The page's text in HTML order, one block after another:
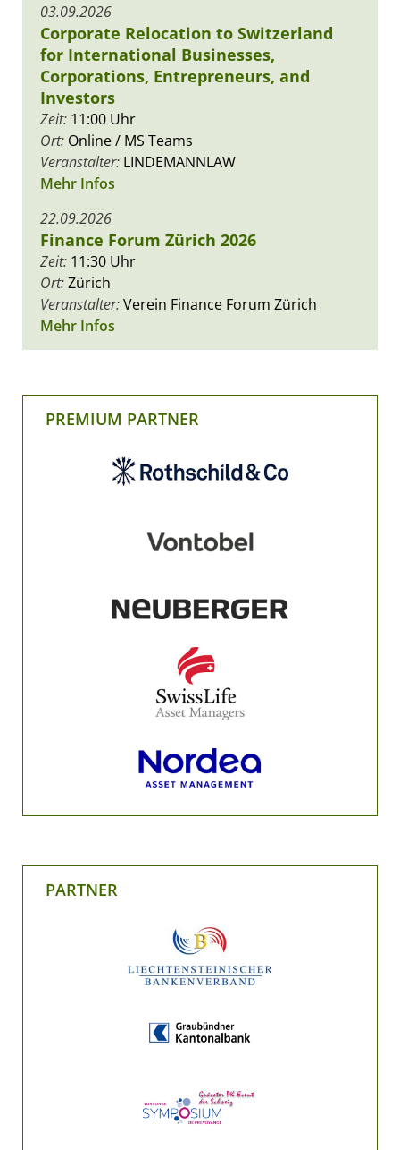
03.09.2026
Corporate Relocation to Switzerland
for International Businesses,
Corporations, Entrepreneurs, and
Investors
Zeit: 11:00 Uhr
Ort: Online / MS Teams
Veranstalter: LINDEMANNLAW
Mehr Infos
22.09.2026
Finance Forum Zürich 2026
Zeit: 11:30 Uhr
Ort:Zürich
Veranstalter:Verein Finance Forum Zürich
Mehr Infos
PREMIUM PARTNER
PARTNER